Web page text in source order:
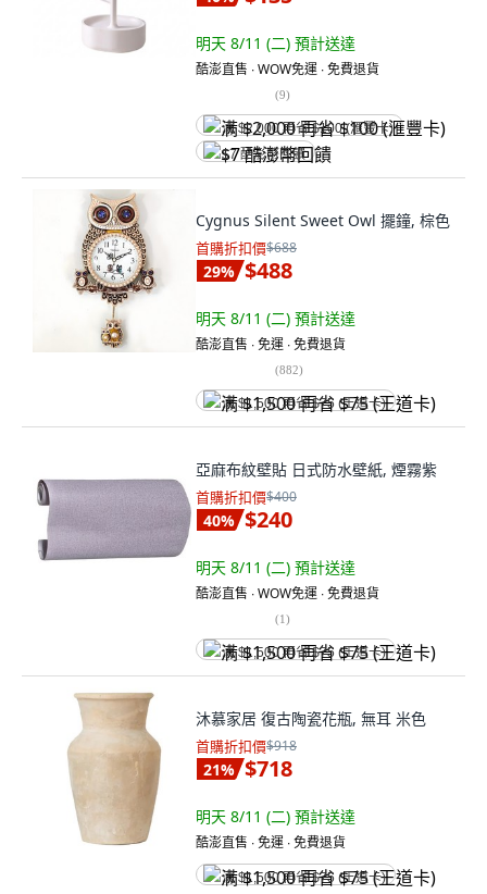
明天 8/11 (二) 預計送達
酷澎直售 ∙ WOW免運 ∙ 免費退貨
(9)
满 $2,000 再省 $100 (滙豐卡)
$7 酷澎幣回饋
Cygnus Silent Sweet Owl 擺鐘, 棕色
首購折扣價$688
29% $488
明天 8/11 (二) 預計送達
酷澎直售 ∙ 免運 ∙ 免費退貨
(882)
满 $1,500 再省 $75 (王道卡)
亞麻布紋壁貼 日式防水壁紙, 煙霧紫
首購折扣價$400
40% $240
明天 8/11 (二) 預計送達
酷澎直售 ∙ WOW免運 ∙ 免費退貨
(1)
满 $1,500 再省 $75 (王道卡)
沐慕家居 復古陶瓷花瓶, 無耳 米色
首購折扣價$918
21% $718
明天 8/11 (二) 預計送達
酷澎直售 ∙ 免運 ∙ 免費退貨
满 $1,500 再省 $75 (王道卡)